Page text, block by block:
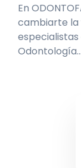
En
cambiarte la
Odontología…